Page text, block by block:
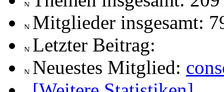
Mitglieder insgesamt:
Letzter Beitrag:
Neuestes Mitglied: